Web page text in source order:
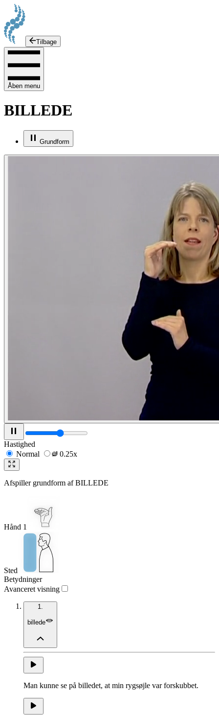
Tilbage
Åben menu
BILLEDE
Grundform
Hastighed
Normal
0.25x
Afspiller grundform afBILLEDE
Hånd 1
Sted
Betydninger
Avanceret visning
1.
billede
Man kunne se på billedet, at min rygsøjle var forskubbet.